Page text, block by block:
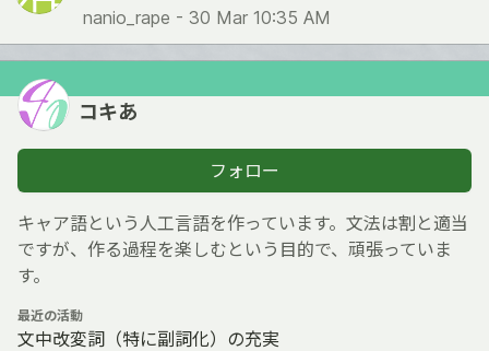
nanio_rape - 30 Mar 10:35 AM
コキあ
フォロー
キャア語という人工言語を作っています。文法は割と適当
ですが、作る過程を楽しむという目的で、頑張っていま
す。
最近の活動
文中改変詞（特に副詞化）の充実